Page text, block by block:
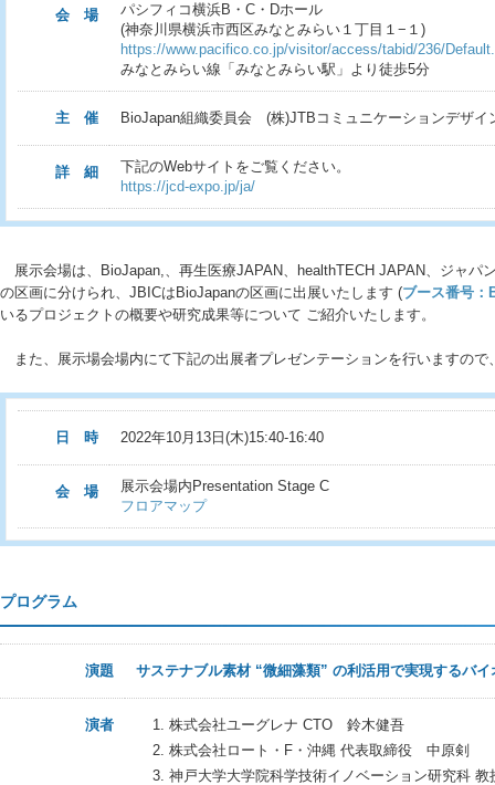
会 場
パシフィコ横浜B・C・Dホール
(神奈川県横浜市西区みなとみらい１丁目１−１)
https://www.pacifico.co.jp/visitor/access/tabid/236/
みなとみらい線「みなとみらい駅」より徒歩5分
主 催 BioJapan組織委員会 (株)JTBコミュニケーションデザイ
詳 細
下記のWebサイトをご覧ください。
https://jcd-expo.jp/ja/
展示会場は、BioJapan,、再生医療JAPAN、healthTECH JAPAN、ジャパ
の区画に分けられ、JBICはBioJapanの区画に出展いたします (ブース番号：
いるプロジェクトの概要や研究成果等について ご紹介いたします。
また、展示場会場内にて下記の出展者プレゼンテーションを行いますの
日 時 2022年10月13日(木)15:40-16:40
会 場
展示会場内Presentation Stage C
フロアマップ
プログラム
演題 サステナブル素材 “微細藻類” の利活用で実現するバ
演者
株式会社ユーグレナ CTO 鈴木健吾
株式会社ロート・F・沖縄 代表取締役 中原剣
神戸大学大学院科学技術イノベーション研究科